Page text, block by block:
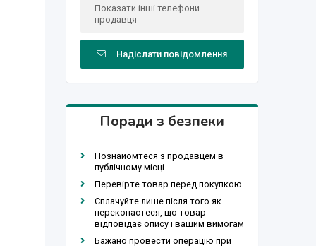
Показати інші телефони
продавця
Надіслати повідомлення
Поради з безпеки
Познайомтеся з продавцем в
публічному місці
Перевірте товар перед покупкою
Сплачуйте лише після того як
переконаєтеся, що товар
відповідає опису і вашим вимогам
Бажано провести операцію при